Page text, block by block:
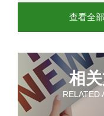
查看全
相
RELATED